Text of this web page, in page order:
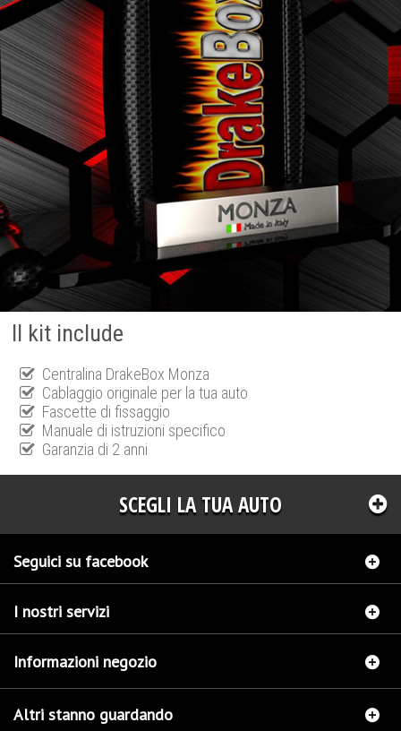
Il kit include
Centralina DrakeBox Monza
Cablaggio originale per la tua auto
Fascette di fissaggio
Manuale di istruzioni specifico
Garanzia di 2 anni
SCEGLI LA TUA AUTO
Seguici su facebook
I nostri servizi
Informazioni negozio
Altri stanno guardando